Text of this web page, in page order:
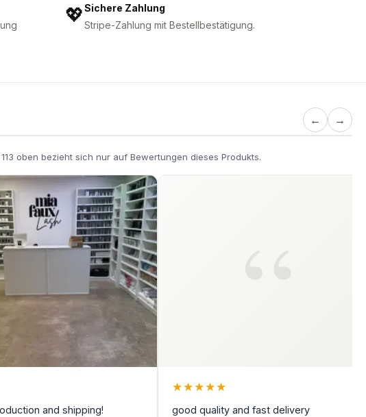
💖Sichere Zahlung
Stripe-Zahlung mit Bestellbestätigung.
← →
oben bezieht sich nur auf Bewertungen dieses Produkts.
and shipping!
★★★★★
good quality and fast delivery